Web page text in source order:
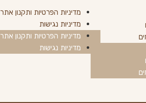
מדיניות הפרטיות ותקנון אתר
מדיניות נגישות
מדיניות הפרטיות ותקנון אתר
מדיניות נגישות